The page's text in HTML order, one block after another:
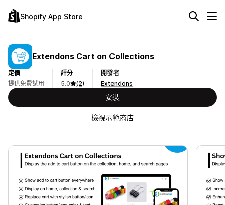
Shopify App Store
Extendons Cart on Collections
定價
提供免費試用
評分
5.0
(2)
開發者
Extendons
安裝
檢視示範商店